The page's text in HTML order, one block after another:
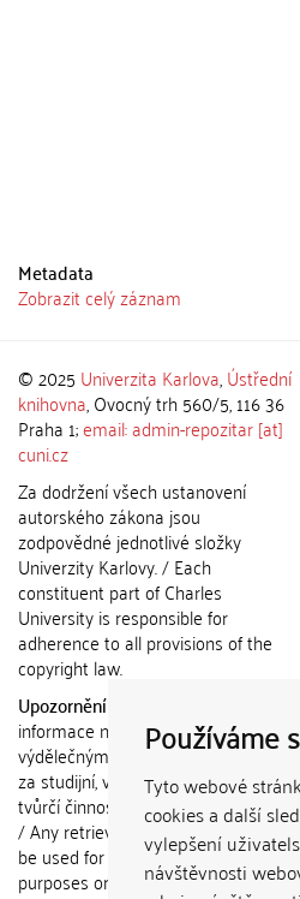
Používáme
Tyto webové
cookies a další
vylepšení
návštěvnosti
Metadata
Zobrazit celý záznam
© 2025 Univerzita Karlova,Ústřední
knihovna, Ovocný trh 560/5, 116 36
Praha 1;email: admin-repozitar [at]
cuni.cz
Za dodržení všech ustanovení
autorského zákona jsou
zodpovědné jednotlivé složky
Univerzity Karlovy. / Each
constituent part of Charles
University is responsible for
adherence to all provisions of the
copyright law.
Upozornění / Notice:
informace nemohou být použity k
výdělečným účelům nebo vydávány
za studijní, vědeckou nebo jinou
tvůrčí činnost jiné osoby než autora.
/ Any retrieved information shall not
be used for any commercial
purposes or claimed as results of